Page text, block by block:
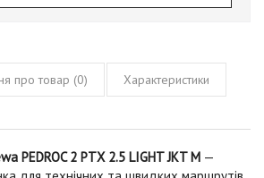
про товар (0) Характеристики
PEDROC 2 PTX 2.5 LIGHT JKT M —